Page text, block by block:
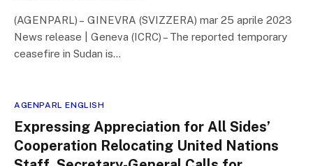
(AGENPARL) – GINEVRA (SVIZZERA) mar 25 aprile 2023
News release | Geneva (ICRC) – The reported temporary
ceasefire in Sudan is…
AGENPARL ENGLISH
Expressing Appreciation for All Sides’
Cooperation Relocating United Nations